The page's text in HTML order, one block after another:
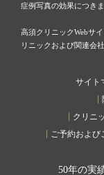
症例写真の効果につき
高須クリニックWebサ
リニックおよび関連会
サイト
クリニ
ご予約および
50年の実